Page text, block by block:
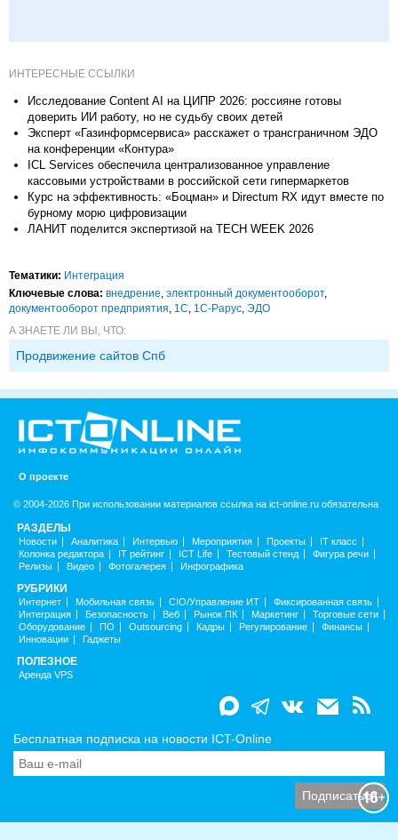
ИНТЕРЕСНЫЕ ССЫЛКИ
Исследование Content AI на ЦИПР 2026: россияне готовы
доверить ИИ работу, но не судьбу своих детей
Эксперт «Газинформсервиса» расскажет о трансграничном ЭДО
на конференции «Контура»
ICL Services обеспечила централизованное управление
кассовыми устройствами в российской сети гипермаркетов
Курс на эффективность: «Боцман» и Directum RX идут вместе по
бурному морю цифровизации
ЛАНИТ поделится экспертизой на TECH WEEK 2026
Тематики: Интеграция
Ключевые слова: внедрение, электронный документооборот,
документооборот предприятия, 1С, 1С-Рарус, ЭДО
А ЗНАЕТЕ ЛИ ВЫ, ЧТО:
Продвижение сайтов Спб
О проекте
© 2004-2026 При использовании материалов ссылка на ict-online.ru обязательна
РАЗДЕЛЫ
Новости Аналитика Интервью Мероприятия Проекты
IT класс
Колонка редактора
IT рейтинг ICT Life Тестовый стенд
Фигура речи
Релизы
Видео Фотогалерея Инфографика
РУБРИКИ
Интернет Мобильная связь CIO/Управление ИТ
Фиксированная связь
Интеграция
Безопасность Веб Рынок ПК Маркетинг
Торговые сети
Оборудование
ПО Outsourcing Кадры Регулирование
Финансы
Инновации
Гаджеты
ПОЛЕЗНОЕ
Аренда VPS
Бесплатная подписка на новости ICT-Online